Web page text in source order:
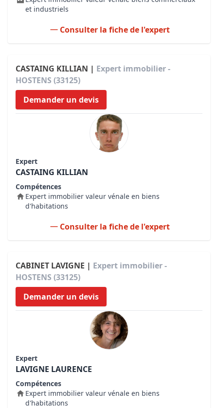
et industriels
Consulter la fiche de l'expert
CASTAING KILLIAN | Expert immobilier -
HOSTENS (33125)
Demander un devis
Expert
CASTAING KILLIAN
Compétences
Expert immobilier valeur vénale en biens
d'habitations
Consulter la fiche de l'expert
CABINET LAVIGNE | Expert immobilier -
HOSTENS (33125)
Demander un devis
Expert
LAVIGNE LAURENCE
Compétences
Expert immobilier valeur vénale en biens
d'habitations